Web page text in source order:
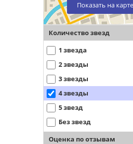
Показать на карте
Количество звезд
1 звезда
2 звезды
3 звезды
4 звезды
5 звезд
Без звезд
Оценка по отзывам